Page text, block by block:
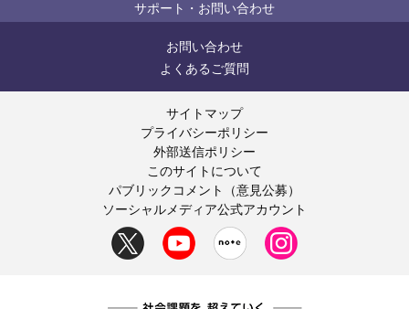
サポート・お問い合わせ
お問い合わせ
よくあるご質問
サイトマップ
プライバシーポリシー
外部送信ポリシー
このサイトについて
パブリックコメント（意見公募）
ソーシャルメディア公式アカウント